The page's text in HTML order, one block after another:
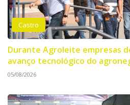
Castro
Durante Agroleite empresas
avanço tecnológico do
05/08/2026